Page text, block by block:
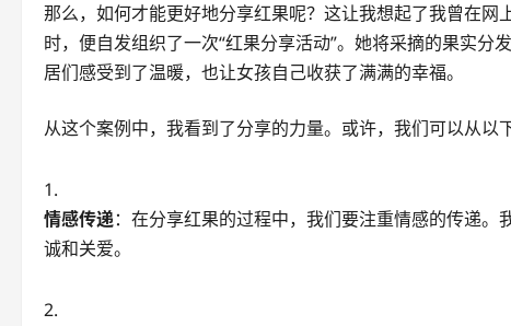
那么，如何才能更好地分享红果呢？这让我想起了我曾在
时，便自发组织了一次“红果分享活动”。她将采摘的果实
居们感受到了温暖，也让女孩自己收获了满满的幸福。
从这个案例中，我看到了分享的力量。或许，我们可以从以
情感传递：在分享红果的过程中，我们要注重情感的传递
诚和关爱。